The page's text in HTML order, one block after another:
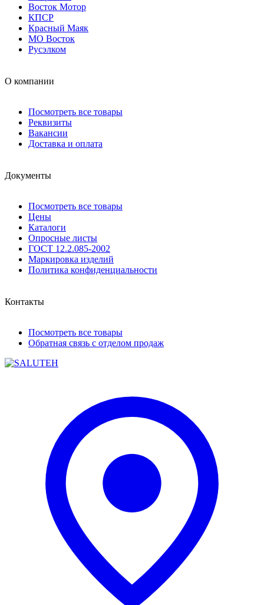
Восток Мотор
КПСР
Красный Маяк
МО Восток
Русэлком
О компании
Посмотреть все товары
Реквизиты
Вакансии
Доставка и оплата
Документы
Посмотреть все товары
Цены
Каталоги
Опросные листы
ГОСТ 12.2.085-2002
Маркировка изделий
Политика конфиденциальности
Контакты
Посмотреть все товары
Обратная связь с отделом продаж